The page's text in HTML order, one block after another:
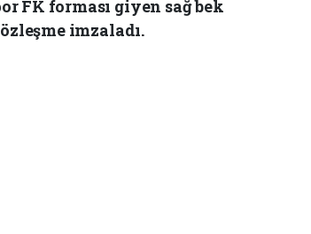
FK forması giyen sağ bek
imzaladı.